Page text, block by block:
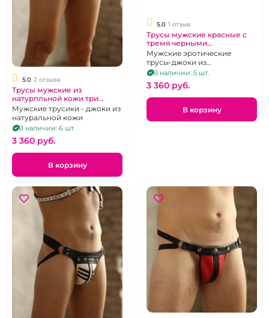
5.0 2 отзыва
Трусы мужские из
натурпльной кожи три
полоски "Штрафной удар"
Yellow
Мужские трусики - джоки из
натуральной кожи
В наличии: 6 шт.
3 360 pуб.
В корзину
5.0 1 отзыв
Трусы мужские красные с
тремя черными
полоскамикожаные "Boys
Arsenal"
Мужские эротические
трусы-джоки из
натуральной кожи, стрипы р.
42-60
В наличии: 5 шт.
3 360 pуб.
В корзину